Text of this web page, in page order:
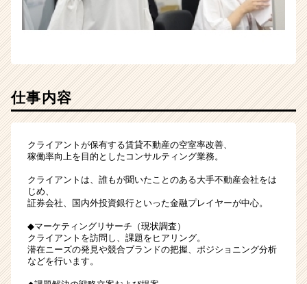
活
リ
ア
（CheerCareer）
仕事内容
クライアントが保有する賃貸不動産の空室率改善、
稼働率向上を目的としたコンサルティング業務。
クライアントは、誰もが聞いたことのある大手不動産会社をは
じめ、
証券会社、国内外投資銀行といった金融プレイヤーが中心。
◆マーケティングリサーチ（現状調査）
クライアントを訪問し、課題をヒアリング。
潜在ニーズの発見や競合ブランドの把握、ポジショニング分析
などを行います。